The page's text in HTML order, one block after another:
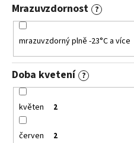
Mrazuvzdornost ?
mrazuvzdorný plně -23°C a více
Doba kvetení ?
květen 2
červen 2